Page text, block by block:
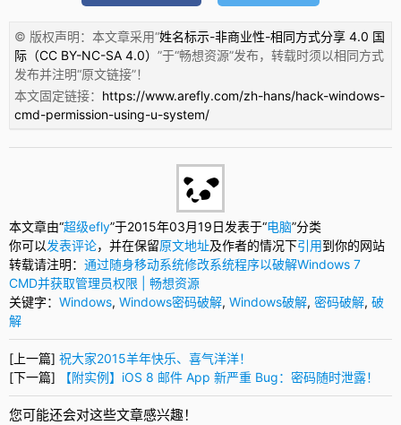
© 版权声明：本文章采用“姓名标示-非商业性-相同方式分享 4.0 国
际（CC BY-NC-SA 4.0） ”于“畅想资源”发布，转载时须以相同方式
发布并注明“原文链接”！
本文固定链接： https://www.arefly.com/zh-hans/hack-windows-
cmd-permission-using-u-system/
本文章由“超级efly”于2015年03月19日发表于“电脑”分类
你可以发表评论，并在保留原文地址及作者的情况下引用到你的网站
转载请注明： 通过随身移动系统修改系统程序以破解Windows 7
CMD并获取管理员权限 | 畅想资源
关键字： Windows, Windows密码破解, Windows破解, 密码破解, 破
解
[上一篇] 祝大家2015羊年快乐、喜气洋洋！
[下一篇]
【附实例】iOS 8 邮件 App 新严重 Bug：密码随时泄露！
您可能还会对这些文章感兴趣！